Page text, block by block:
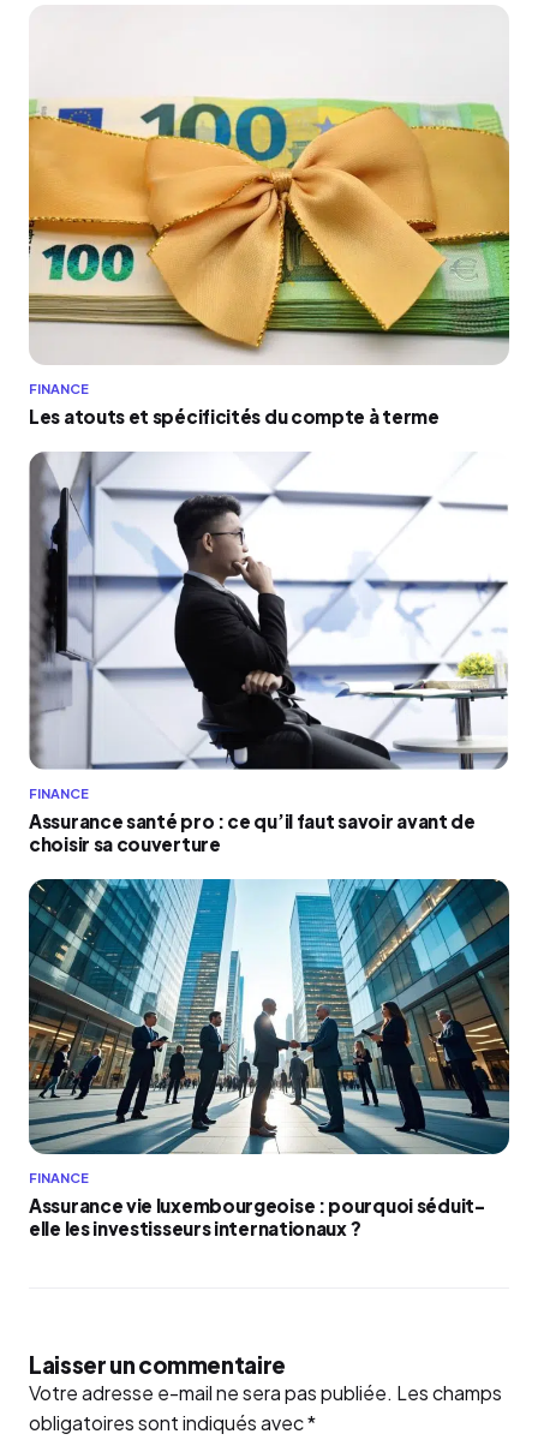
FINANCE
Les atouts et spécificités du compte à terme
FINANCE
Assurance santé pro : ce qu’il faut savoir avant de
choisir sa couverture
FINANCE
Assurance vie luxembourgeoise : pourquoi séduit-
elle les investisseurs internationaux ?
Laisser un commentaire
Votre adresse e-mail ne sera pas publiée. Les champs
obligatoires sont indiqués avec*